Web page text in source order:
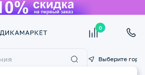
0
Выберите город